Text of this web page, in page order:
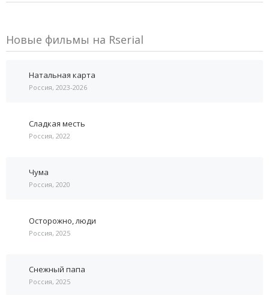
Новые фильмы на Rserial
Натальная карта
Россия, 2023-2026
Сладкая месть
Россия, 2022
Чума
Россия, 2020
Осторожно, люди
Россия, 2025
Снежный папа
Россия, 2025